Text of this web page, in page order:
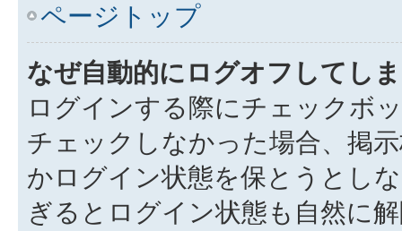
ページトップ
なぜ自動的にログオフしてし
ログインする際にチェックボ
チェックしなかった場合、掲
かログイン状態を保とうとし
ぎるとログイン状態も自然に